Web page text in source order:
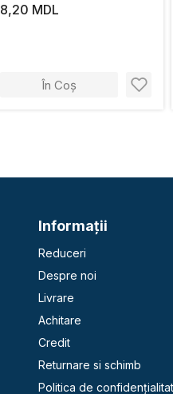
8,20 MDL
În Coș
Informaţii
Reduceri
Despre noi
Livrare
Achitare
Credit
Returnare si schimb
Politica de